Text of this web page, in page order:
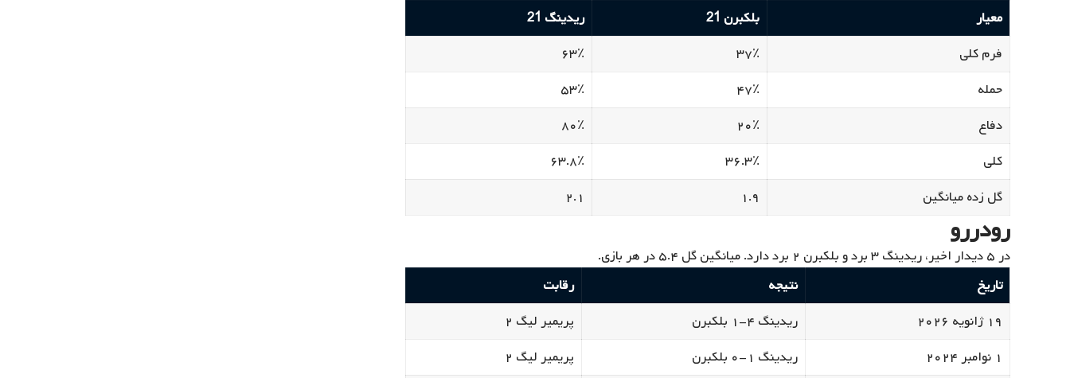
معیار
بلکبرن 21
ریدینگ 21
فرم کلی
۳۷٪
۶۳٪
حمله
۴۷٪
۵۳٪
دفاع
۲۰٪
۸۰٪
کلی
۳۶.۳٪
۶۳.۸٪
گل زده میانگین
۱.۹ ۲.۱
رودررو
در ۵ دیدار اخیر، ریدینگ ۳ برد و بلکبرن ۲ برد دارد. میانگین گل ۵.۴ در هر بازی.
تاریخ
نتیجه
رقابت
۱۹ ژانویه ۲۰۲۶
ریدینگ ۴-۱ بلکبرن
پریمیر لیگ ۲
۱ نوامبر ۲۰۲۴
ریدینگ ۱-۰ بلکبرن
پریمیر لیگ ۲